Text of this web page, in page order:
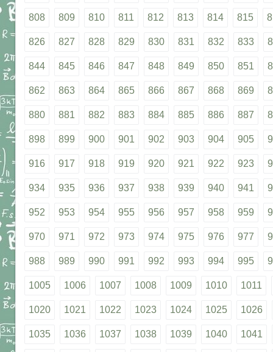
808 809 810 811 812 813 814 815
826 827 828 829 830 831 832 833
844 845 846 847 848 849 850 851
862 863 864 865 866 867 868 869
880 881 882 883 884 885 886 887
898 899 900 901 902 903 904 905
916 917 918 919 920 921 922 923
934 935 936 937 938 939 940 941
952 953 954 955 956 957 958 959
970 971 972 973 974 975 976 977
988 989 990 991 992 993 994 995
1005 1006 1007 1008 1009 1010 1011
1020 1021 1022 1023 1024 1025 1026
1035 1036 1037 1038 1039 1040 1041